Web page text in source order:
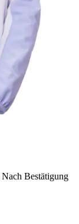
Nach Bestätigung